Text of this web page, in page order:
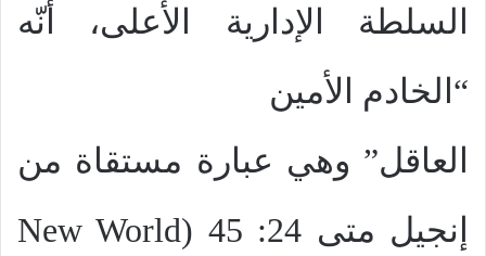
السلطة الإدارية الأعلى، أنّه
“الخادم الأمين
العاقل” وهي عبارة مستقاة من
إنجيل متى 24: 45 (
New World